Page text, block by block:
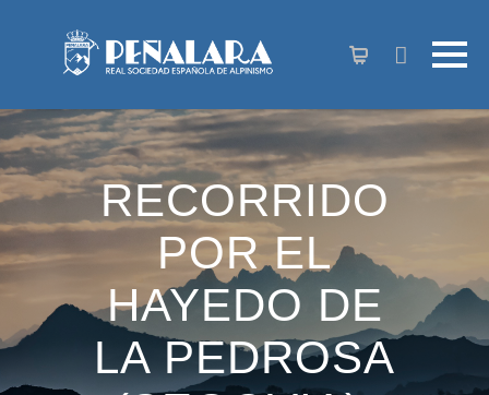
RECORRIDO
POR EL
HAYEDO DE
LA PEDROSA